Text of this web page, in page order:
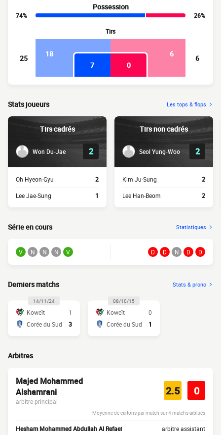
Possession
74%
26%
Tirs
25 18
6
7
0
6
Stats joueurs Les tops & flops
Tirs cadrés
Won Du-Jae 2
Oh Hyeon-Gyu 2
Lee Jae-Sung 1
Tirs non cadrés
Seol Yung-Woo 2
Kim Ju-Sung 2
Lee Han-Beom 2
Série en cours Statistiques
V N N N V D D N D D
Derniers matchs Stats & prono
14/11/24
Koweït
1
Corée du Sud
3
08/10/15
Koweït
0
Corée du Sud
1
Arbitres
Majed Mohammed
Alshamrani
arbitre principal
2.5 0
Moyenne de cartons par match sur 4 matchs arbitrés
Hesham Mohammed Abdullah Al Refaei arbitre assistant